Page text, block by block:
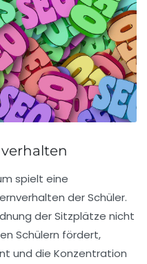
spielt eine
der Schüler.
der Sitzplätze nicht
Schülern fördert,
und die Konzentration